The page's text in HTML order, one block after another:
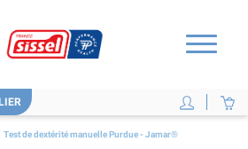
Test de dextérité manuelle Purdue - Jamar®